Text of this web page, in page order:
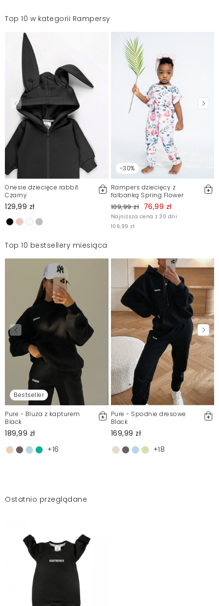
Top 10 w kategorii Rampersy
Onesie dziecięce rabbit
Czarny
129,99 zł
-30%
Rampers dziecięcy z
falbanką Spring Flower
109,99 zł 76,99 zł
Najniższa cena z 30 dni
109,99 zł
Top 10 bestsellery miesiąca
Bestseller
Pure - Bluza z kapturem
Black
189,99 zł
+16
Pure - Spodnie dresowe
Black
169,99 zł
+18
Ostatnio przeglądane